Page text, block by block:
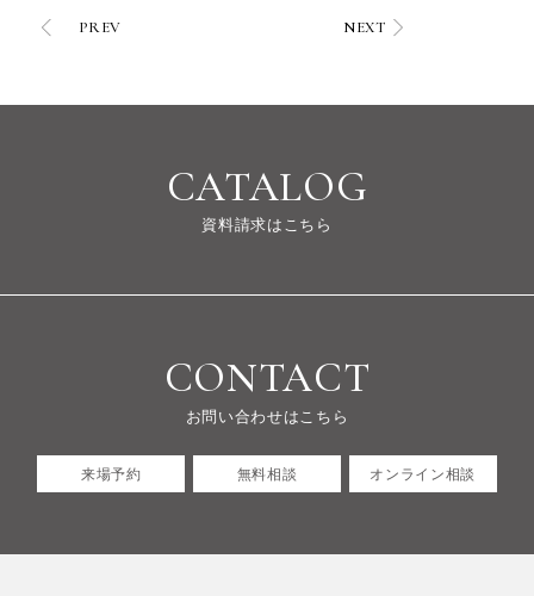
PREV NEXT
CATALOG
資料請求はこちら
CONTACT
お問い合わせはこちら
来場予約 無料相談 オンライン相談